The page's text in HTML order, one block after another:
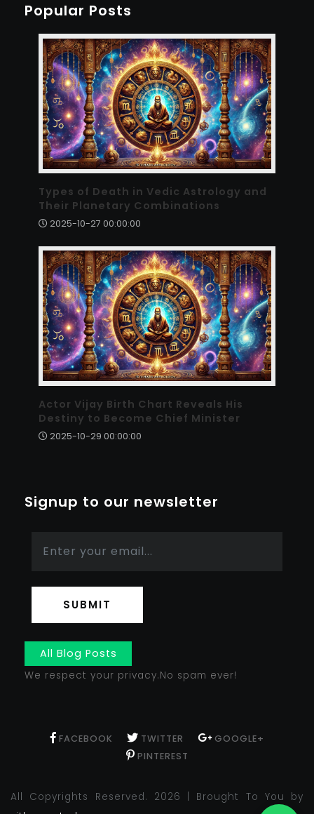
Popular Posts
Types of Death in Vedic Astrology and
Their Planetary Combinations
2025-10-27 00:00:00
Actor Vijay Birth Chart Reveals His
Destiny to Become Chief Minister
2025-10-29 00:00:00
Signup to our newsletter
SUBMIT
All Blog Posts
We respect your privacy.No spam ever!
FACEBOOK TWITTER
GOOGLE+
PINTEREST
All Copyrights Reserved. 2026 | Brought To You by